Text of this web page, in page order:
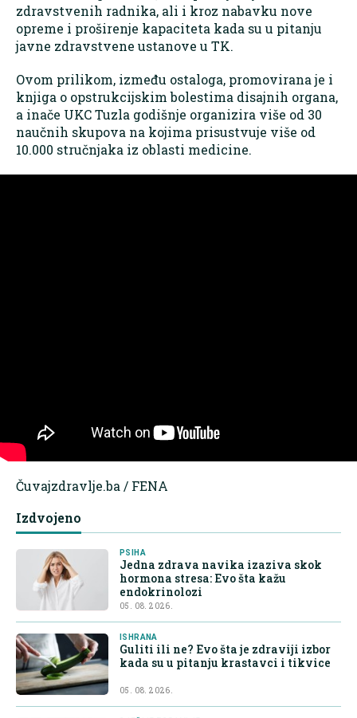
zdravstvenih radnika, ali i kroz nabavku nove
opreme i proširenje kapaciteta kada su u pitanju
javne zdravstvene ustanove u TK.
Ovom prilikom, između ostaloga, promovirana je i
knjiga o opstrukcijskim bolestima disajnih organa,
a inače UKC Tuzla godišnje organizira više od 30
naučnih skupova na kojima prisustvuje više od
10.000 stručnjaka iz oblasti medicine.
Čuvajzdravlje.ba / FENA
Izdvojeno
PSIHA
Jedna zdrava navika izaziva skok
hormona stresa: Evo šta kažu
endokrinolozi
05. 08. 2026.
ISHRANA
Guliti ili ne? Evo šta je zdraviji izbor
kada su u pitanju krastavci i tikvice
05. 08. 2026.